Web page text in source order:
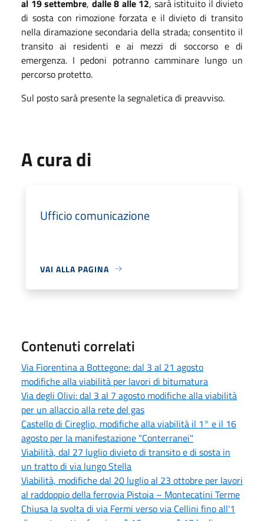
al 19 settembre, dalle 8 alle 12, sarà istituito il divieto
di sosta con rimozione forzata e il divieto di transito
nella diramazione secondaria della strada; consentito il
transito ai residenti e ai mezzi di soccorso e di
emergenza. I pedoni potranno camminare lungo un
percorso protetto.
Sul posto sarà presente la segnaletica di preavviso.
A cura di
Ufficio comunicazione
VAI ALLA PAGINA
Contenuti correlati
Via Fiorentina a Bottegone: dal 3 al 21 agosto
modifiche alla viabilità per lavori di bitumatura
Via degli Olivi: dal 3 al 7 agosto modifiche alla viabilità
per un allaccio alla rete del gas
Castello di Cireglio, modifiche alla viabilità il 1° e il 16
agosto per la manifestazione "Conterranei"
Viabilità, dal 27 luglio divieto di transito e di sosta in
un tratto di via lungo Stella
Viabilità, modifiche dal 20 luglio al 23 ottobre per lavori
al raddoppio della ferrovia Pistoia – Montecatini Terme
Chiusa la svolta di via Fermi verso via Cellini fino all'1